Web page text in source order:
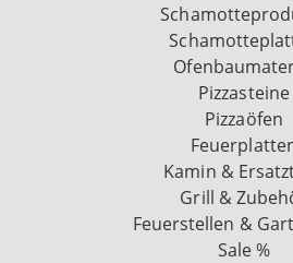
Pizzasteine
Pizzaöfen
Kamin &
Grill &
Feuerstellen &
Sale %